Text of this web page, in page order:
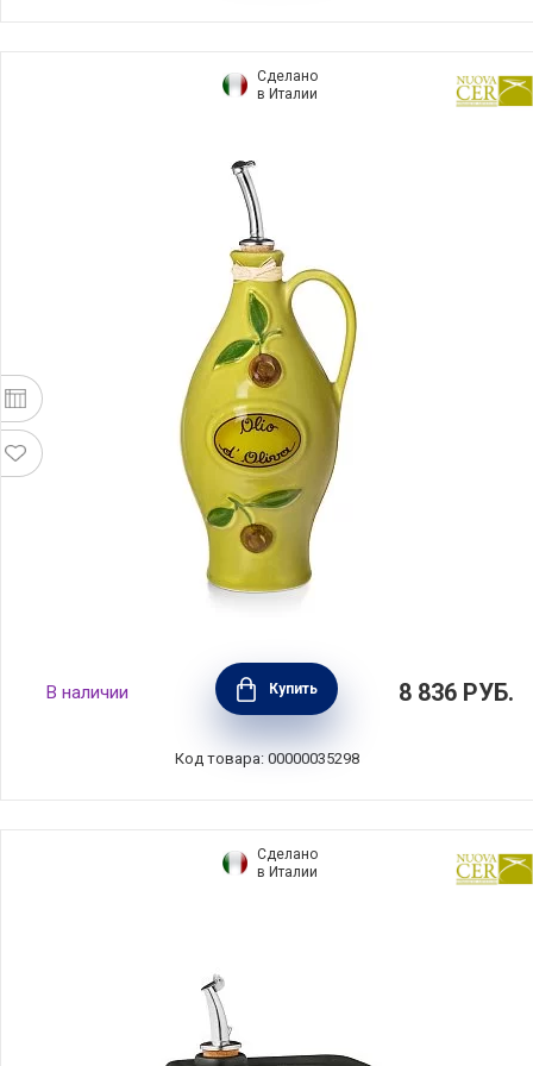
Сделано
в Италии
Бутылка для масла O'GREEN 750 мл,
керамика, Nuova Cer, Италия, 8853-VOL
В наличии Купить 8 836 РУБ.
Код товара: 00000035298
Сделано
в Италии